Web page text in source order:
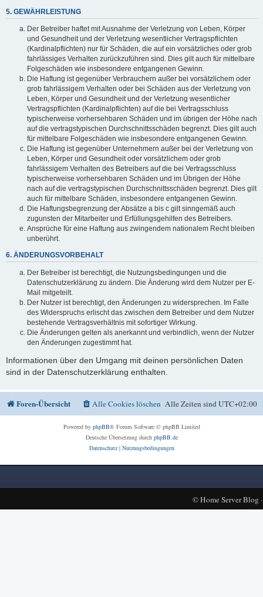
5. GEWÄHRLEISTUNG
Der Betreiber haftet mit Ausnahme der Verletzung von Leben, Körper
und Gesundheit und der Verletzung wesentlicher Vertragspflichten
(Kardinalpflichten) nur für Schäden, die auf ein vorsätzliches oder grob
fahrlässiges Verhalten zurückzuführen sind. Dies gilt auch für mittelbare
Folgeschäden wie insbesondere entgangenen Gewinn.
Die Haftung ist gegenüber Verbrauchern außer bei vorsätzlichem oder
grob fahrlässigem Verhalten oder bei Schäden aus der Verletzung von
Leben, Körper und Gesundheit und der Verletzung wesentlicher
Vertragspflichten (Kardinalpflichten) auf die bei Vertragsschluss
typischerweise vorhersehbaren Schäden und im übrigen der Höhe nach
auf die vertragstypischen Durchschnittsschäden begrenzt. Dies gilt auch
für mittelbare Folgeschäden wie insbesondere entgangenen Gewinn.
Die Haftung ist gegenüber Unternehmern außer bei der Verletzung von
Leben, Körper und Gesundheit oder vorsätzlichem oder grob
fahrlässigem Verhalten des Betreibers auf die bei Vertragsschluss
typischerweise vorhersehbaren Schäden und im Übrigen der Höhe
nach auf die vertragstypischen Durchschnittsschäden begrenzt. Dies gilt
auch für mittelbare Schäden, insbesondere entgangenen Gewinn.
Die Haftungsbegrenzung der Absätze a bis c gilt sinngemäß auch
zugunsten der Mitarbeiter und Erfüllungsgehilfen des Betreibers.
Ansprüche für eine Haftung aus zwingendem nationalem Recht bleiben
unberührt.
6. ÄNDERUNGSVORBEHALT
Der Betreiber ist berechtigt, die Nutzungsbedingungen und die
Datenschutzerklärung zu ändern. Die Änderung wird dem Nutzer per E-
Mail mitgeteilt.
Der Nutzer ist berechtigt, den Änderungen zu widersprechen. Im Falle
des Widerspruchs erlischt das zwischen dem Betreiber und dem Nutzer
bestehende Vertragsverhältnis mit sofortiger Wirkung.
Die Änderungen gelten als anerkannt und verbindlich, wenn der Nutzer
den Änderungen zugestimmt hat.
Informationen über den Umgang mit deinen persönlichen Daten
sind in der Datenschutzerklärung enthalten.
Foren-Übersicht Alle Zeiten sindUTC+02:00
Alle Cookies löschen
Powered by phpBB® Forum Software © phpBB Limited
Deutsche Übersetzung durch phpBB.de
Datenschutz| Nutzungsbedingungen
©Home Server Blog